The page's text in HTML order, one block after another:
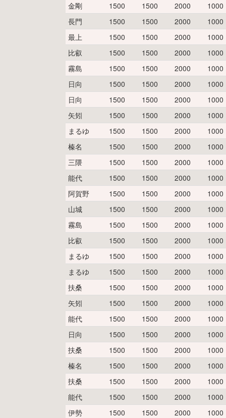
金剛
1500 1500 2000
1000
長門
1500 1500 2000
1000
最上
1500 1500 2000
1000
比叡
1500 1500 2000
1000
霧島
1500 1500 2000
1000
日向
1500 1500 2000
1000
日向
1500 1500 2000
1000
矢矧
1500 1500 2000
1000
まるゆ
1500 1500 2000
1000
榛名
1500 1500 2000
1000
三隈
1500 1500 2000
1000
能代
1500 1500 2000
1000
阿賀野
1500 1500 2000
1000
山城
1500 1500 2000
1000
霧島
1500 1500 2000
1000
比叡
1500 1500 2000
1000
まるゆ
1500 1500 2000
1000
まるゆ
1500 1500 2000
1000
扶桑
1500 1500 2000
1000
矢矧
1500 1500 2000
1000
能代
1500 1500 2000
1000
日向
1500 1500 2000
1000
扶桑
1500 1500 2000
1000
榛名
1500 1500 2000
1000
扶桑
1500 1500 2000
1000
能代
1500 1500 2000
1000
伊勢
1500 1500 2000
1000